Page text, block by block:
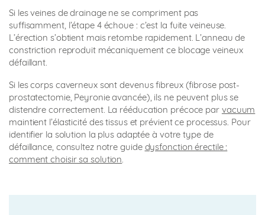
Si les veines de drainage ne se compriment pas
suffisamment, l’étape 4 échoue : c’est la fuite veineuse.
L’érection s’obtient mais retombe rapidement. L’anneau de
constriction reproduit mécaniquement ce blocage veineux
défaillant.
Si les corps caverneux sont devenus fibreux (fibrose post-
prostatectomie, Peyronie avancée), ils ne peuvent plus se
distendre correctement. La rééducation précoce par vacuum
maintient l’élasticité des tissus et prévient ce processus. Pour
identifier la solution la plus adaptée à votre type de
défaillance, consultez notre guide dysfonction érectile :
comment choisir sa solution.